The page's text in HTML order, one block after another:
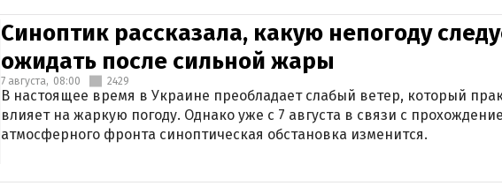
Синоптик рассказала, какую непогоду
ожидать после сильной жары
7 августа, 08:00 2429
В настоящее время в Украине преобладает слабый ветер, который
влияет на жаркую погоду. Однако уже с 7 августа в связи с
атмосферного фронта синоптическая обстановка изменится.